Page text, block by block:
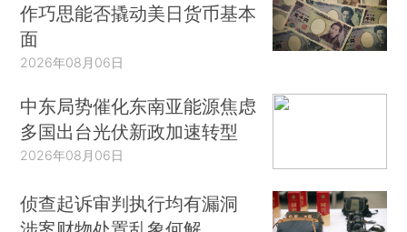
作巧思能否撬动美日货币基本
面
2026年08月06日
中东局势催化东南亚能源焦虑
多国出台光伏新政加速转型
2026年08月06日
侦查起诉审判执行均有漏洞